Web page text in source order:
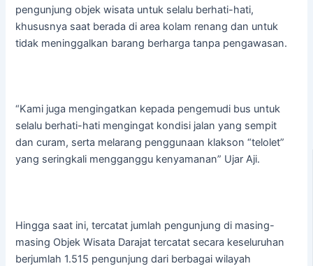
pengunjung objek wisata untuk selalu berhati-hati,
khususnya saat berada di area kolam renang dan untuk
tidak meninggalkan barang berharga tanpa pengawasan.
“Kami juga mengingatkan kepada pengemudi bus untuk
selalu berhati-hati mengingat kondisi jalan yang sempit
dan curam, serta melarang penggunaan klakson “telolet”
yang seringkali mengganggu kenyamanan” Ujar Aji.
Hingga saat ini, tercatat jumlah pengunjung di masing-
masing Objek Wisata Darajat tercatat secara keseluruhan
berjumlah 1.515 pengunjung dari berbagai wilayah